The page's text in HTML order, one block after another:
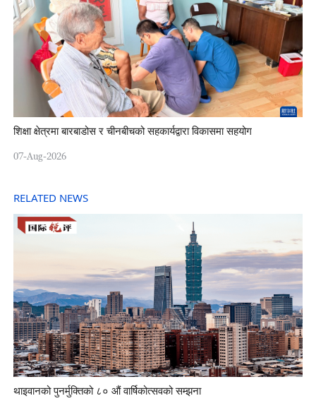
शिक्षा क्षेत्रमा बारबाडोस र चीनबीचको सहकार्यद्वारा विकासमा सहयोग
07-Aug-2026
RELATED NEWS
थाइवानको पुनर्मुक्तिको ८० औं वार्षिकोत्सवको सम्झना